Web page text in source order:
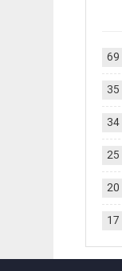
69
35
34
25
20
17